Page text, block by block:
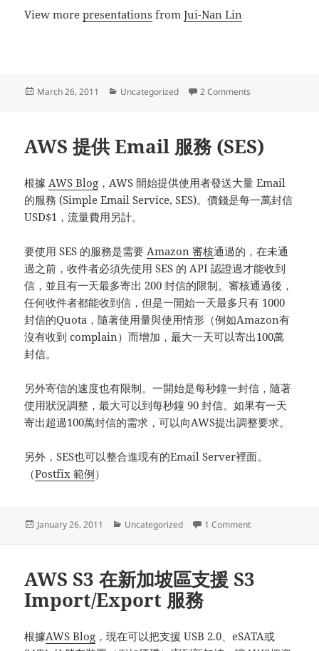
View morepresentations fromJui-Nan Lin
Posted
March 26, 2011 Categories
Uncategorized 2 Comments
AWS 提供 Email 服務 (SES)
根據 AWS Blog ，AWS 開始提供使用者發送大量 Email
的服務 (Simple Email Service, SES)。價錢是每一萬封信
USD$1，流量費用另計。
要使用 SES 的服務是需要 Amazon 審核通過的，在未通
過之前，收件者必須先使用 SES 的 API 認證過才能收到
信，並且有一天最多寄出 200 封信的限制。審核通過後，
任何收件者都能收到信，但是一開始一天最多只有 1000
封信的Quota，隨著使用量與使用情形（例如Amazon有
沒有收到 complain）而增加，最大一天可以寄出100萬
封信。
另外寄信的速度也有限制。一開始是每秒鐘一封信，隨著
使用狀況調整，最大可以到每秒鐘 90 封信。如果有一天
寄出超過100萬封信的需求，可以向AWS提出調整要求。
另外，SES也可以整合進現有的Email Server裡面。
（Postfix 範例）
Posted
January 26, 2011 Categories
Uncategorized 1 Commenton AWS 提供
AWS S3 在新加坡區支援 S3
Import/Export 服務
根據AWS Blog ，現在可以把支援 USB 2.0、eSATA或